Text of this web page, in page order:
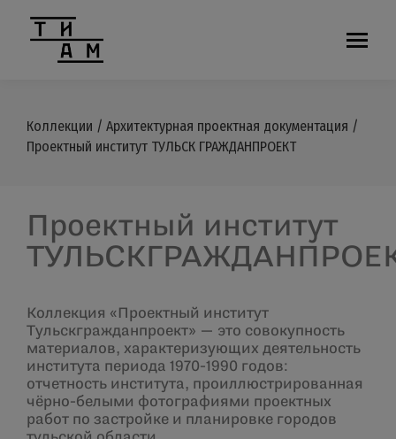
Коллекции / Архитектурная проектная документация /
Проектный институт ТУЛЬСК ГРАЖДАНПРОЕКТ
Проектный институт
Коллекция «Проектный институт
Тульскгражданпроект» — это совокупность
материалов, характеризующих деятельность
института периода 1970-1990 годов:
отчетность института, проиллюстрированная
чёрно-белыми фотографиями проектных
работ по застройке и планировке городов